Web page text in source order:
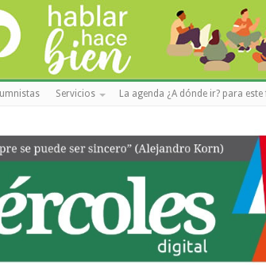
Servicios La agenda ¿A dónde ir? para este